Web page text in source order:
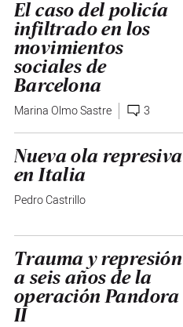
El caso del policía
infiltrado en los
movimientos
sociales de
Barcelona
Marina Olmo Sastre 3
Nueva ola represiva
en Italia
Pedro Castrillo
Trauma y represión
a seis años de la
operación Pandora
II